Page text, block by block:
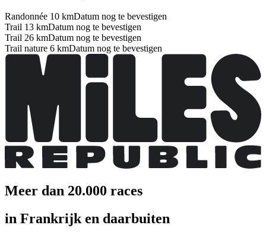
Randonnée 10 kmDatum nog te bevestigen
Trail 13 kmDatum nog te bevestigen
Trail 26 kmDatum nog te bevestigen
Trail nature 6 kmDatum nog te bevestigen
Meer dan 20.000 races
in Frankrijk en daarbuiten